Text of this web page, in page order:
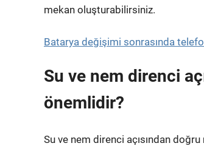
mekan oluşturabilirsiniz.
Batarya değişimi sonrasında
Su ve nem direnci
önemlidir?
Su ve nem direnci açısından